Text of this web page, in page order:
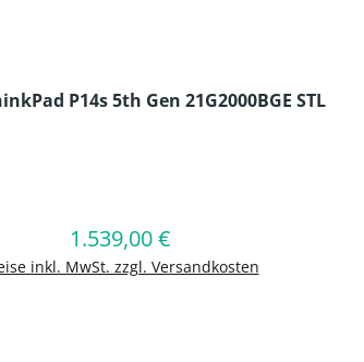
P14s 5th Gen 21G2000BGE STL
Regulärer Preis:
1.539,00 €
inkl. MwSt. zzgl. Versandkosten
In den Warenkorb